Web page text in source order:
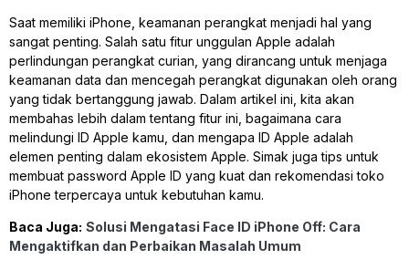
Saat memiliki iPhone, keamanan perangkat menjadi hal yang
sangat penting. Salah satu fitur unggulan Apple adalah
perlindungan perangkat curian, yang dirancang untuk menjaga
keamanan data dan mencegah perangkat digunakan oleh orang
yang tidak bertanggung jawab. Dalam artikel ini, kita akan
membahas lebih dalam tentang fitur ini, bagaimana cara
melindungi ID Apple kamu, dan mengapa ID Apple adalah
elemen penting dalam ekosistem Apple. Simak juga tips untuk
membuat password Apple ID yang kuat dan rekomendasi toko
iPhone terpercaya untuk kebutuhan kamu.
Baca Juga: Solusi Mengatasi Face ID iPhone Off: Cara
Mengaktifkan dan Perbaikan Masalah Umum